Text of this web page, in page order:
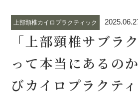
上部頸椎カイロプラクティック
「上部頸椎サブラ
って本当にあるの
びカイロプラクテ